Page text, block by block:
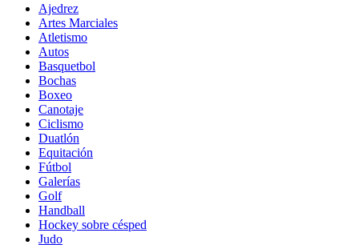
Ajedrez
Artes Marciales
Atletismo
Autos
Basquetbol
Bochas
Boxeo
Canotaje
Ciclismo
Duatlón
Equitación
Fútbol
Galerías
Golf
Handball
Hockey sobre césped
Judo